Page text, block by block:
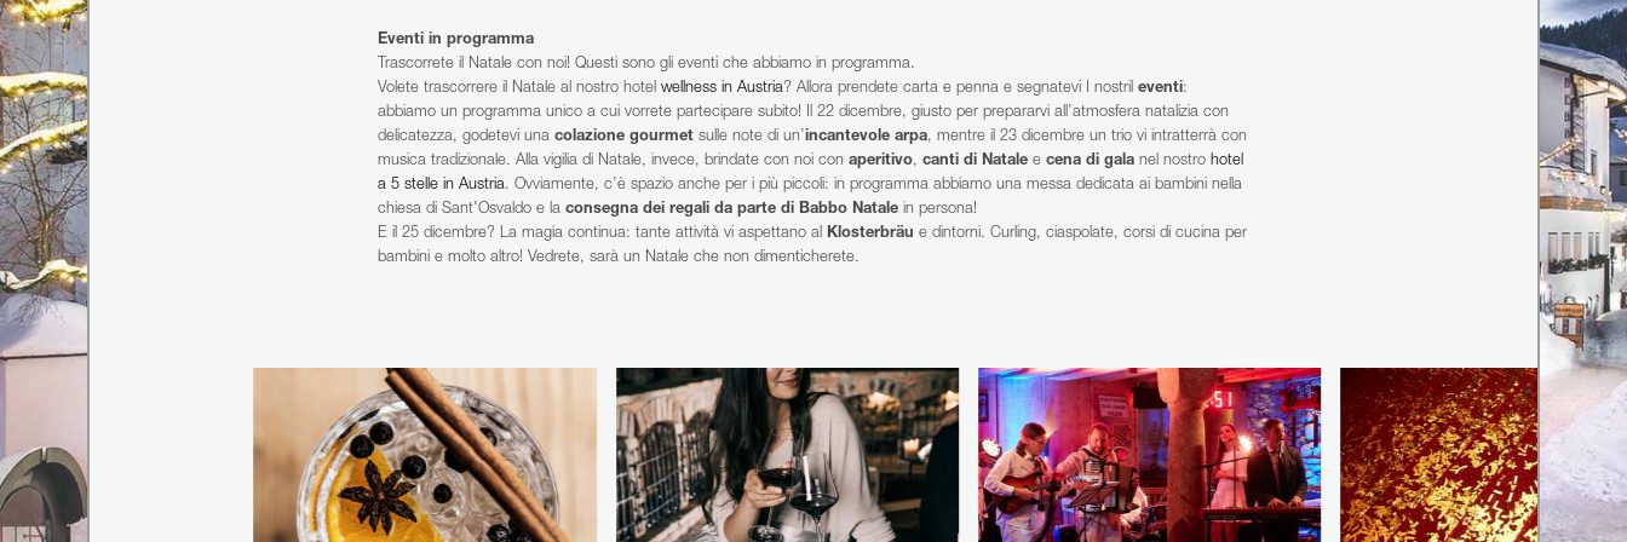
RICERCA
RICERCHE FREQUENTI
WELLNESS CAMERA
OFFERTE
GALLERIA DI IMMAGINI
Eventi in programma
Trascorrete il Natale con noi! Questi sono gli eventi che abbiamo in programma.
Volete trascorrere il Natale al nostro hotel wellness in Austria? Allora prendete carta e penna e segnatevi I nostril eventi:
abbiamo un programma unico a cui vorrete partecipare subito! Il 22 dicembre, giusto per prepararvi all’atmosfera natalizia con
delicatezza, godetevi una colazione gourmet sulle note di un’incantevole arpa, mentre il 23 dicembre un trio vi intratterrà con
musica tradizionale. Alla vigilia di Natale, invece, brindate con noi con aperitivo, canti di Natale e cena di gala nel nostro hotel
a 5 stelle in Austria. Ovviamente, c’è spazio anche per i più piccoli: in programma abbiamo una messa dedicata ai bambini nella
chiesa di Sant'Osvaldo e la consegna dei regali da parte di Babbo Natale in persona!
E il 25 dicembre? La magia continua: tante attività vi aspettano al Klosterbräu e dintorni. Curling, ciaspolate, corsi di cucina per
bambini e molto altro! Vedrete, sarà un Natale che non dimenticherete.